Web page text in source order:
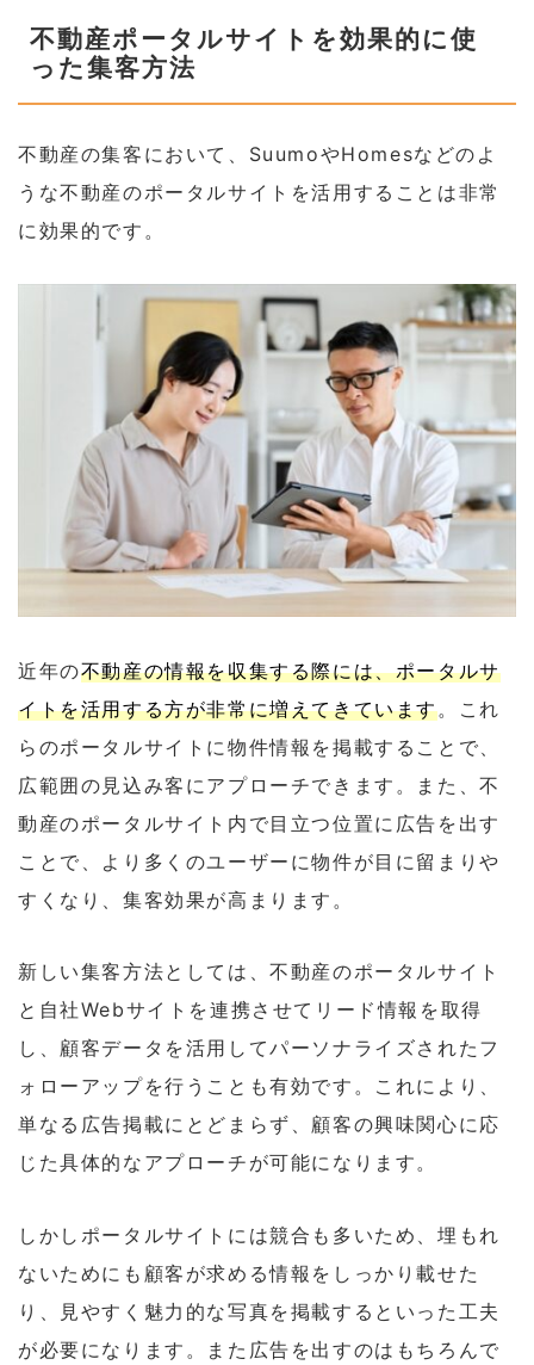
不動産ポータルサイトを効果的に使
った集客方法
不動産の集客において、SuumoやHomesなどのよ
うな不動産のポータルサイトを活用することは非常
に効果的です。
近年の不動産の情報を収集する際には、ポータルサ
イトを活用する方が非常に増えてきています。これ
らのポータルサイトに物件情報を掲載することで、
広範囲の見込み客にアプローチできます。また、不
動産のポータルサイト内で目立つ位置に広告を出す
ことで、より多くのユーザーに物件が目に留まりや
すくなり、集客効果が高まります。
新しい集客方法としては、不動産のポータルサイト
と自社Webサイトを連携させてリード情報を取得
し、顧客データを活用してパーソナライズされたフ
ォローアップを行うことも有効です。これにより、
単なる広告掲載にとどまらず、顧客の興味関心に応
じた具体的なアプローチが可能になります。
しかしポータルサイトには競合も多いため、埋もれ
ないためにも顧客が求める情報をしっかり載せた
り、見やすく魅力的な写真を掲載するといった工夫
が必要になります。また広告を出すのはもちろんで